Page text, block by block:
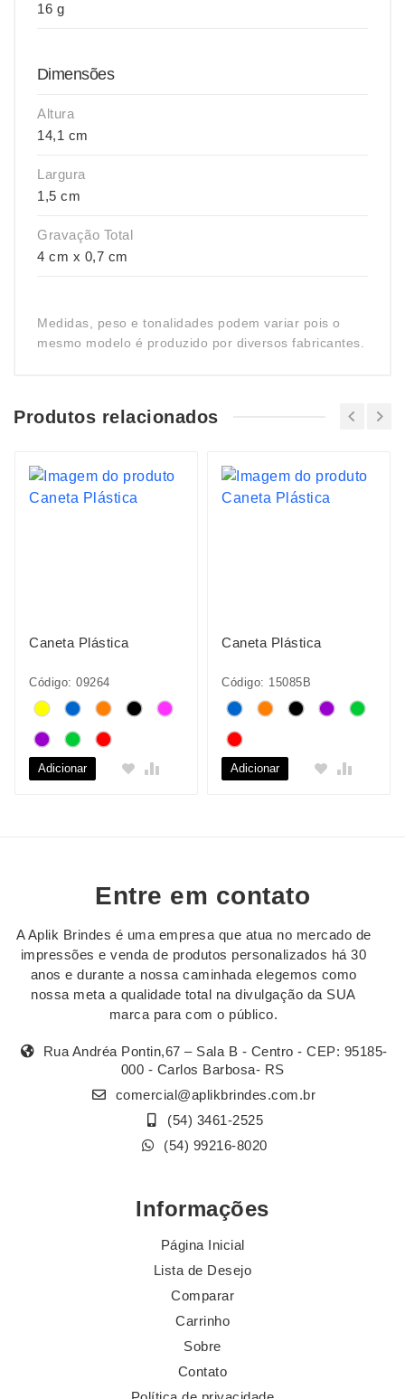
16 g
Dimensões
Altura
14,1 cm
Largura
1,5 cm
Gravação Total
4 cm x 0,7 cm
Medidas, peso e tonalidades podem variar pois o
mesmo modelo é produzido por diversos fabricantes.
Produtos relacionados
Caneta Plástica
Código: 09264
Adicionar
Caneta Plástica
Código: 15085B
Adicionar
Entre em contato
A Aplik Brindes é uma empresa que atua no mercado de
impressões e venda de produtos personalizados há 30
anos e durante a nossa caminhada elegemos como
nossa meta a qualidade total na divulgação da SUA
marca para com o público.
Rua Andréa Pontin,67 – Sala B - Centro - CEP: 95185-
000 - Carlos Barbosa- RS
comercial@aplikbrindes.com.br
(54) 3461-2525
(54) 99216-8020
Informações
Página Inicial
Lista de Desejo
Comparar
Carrinho
Sobre
Contato